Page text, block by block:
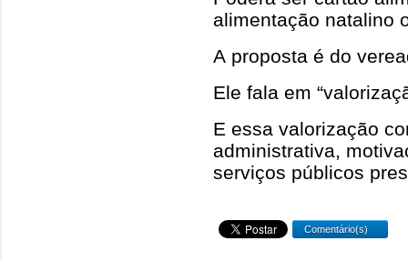
alimentação natalino
A proposta é do
Ele fala em
E essa valorização
administrativa,
serviços públicos
Comentário(s)